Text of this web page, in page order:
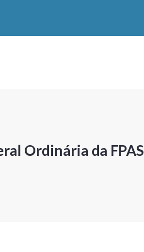
Ordinária da FPAS